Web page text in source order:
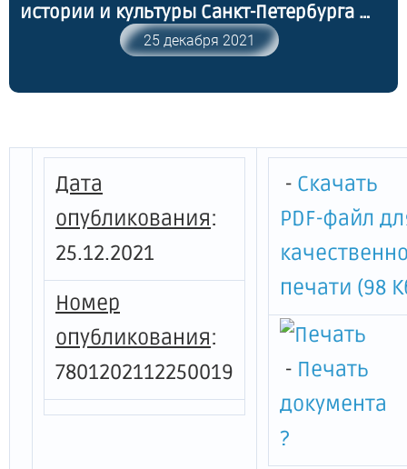
истории и культуры Санкт-Петербурга от
20.12.2021 № 359-р "Об утверждении
предмета охраны выявленного объекта
станции Московско-Виндаво-Рыбинской
25 декабря 2021
Дата
опубликования:
25.12.2021
Номер
опубликования:
7801202112250019
- Скачать
PDF-файл
печати (98
- Печать
документа
?